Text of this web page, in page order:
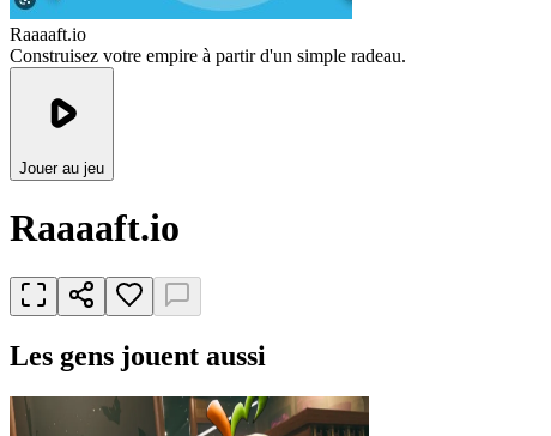
Raaaaft.io
Construisez votre empire à partir d'un simple radeau.
Jouer au jeu
Raaaaft.io
Les gens jouent aussi